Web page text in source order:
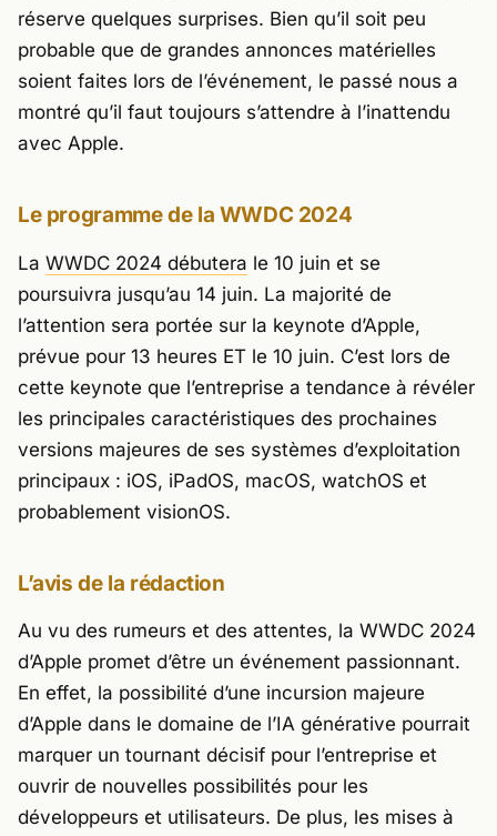
réserve quelques surprises. Bien qu’il soit peu
probable que de grandes annonces matérielles
soient faites lors de l’événement, le passé nous a
montré qu’il faut toujours s’attendre à l’inattendu
avec Apple.
Le programme de la WWDC 2024
La WWDC 2024 débutera le 10 juin et se
poursuivra jusqu’au 14 juin. La majorité de
l’attention sera portée sur la keynote d’Apple,
prévue pour 13 heures ET le 10 juin. C’est lors de
cette keynote que l’entreprise a tendance à révéler
les principales caractéristiques des prochaines
versions majeures de ses systèmes d’exploitation
principaux : iOS, iPadOS, macOS, watchOS et
probablement visionOS.
L’avis de la rédaction
Au vu des rumeurs et des attentes, la WWDC 2024
d’Apple promet d’être un événement passionnant.
En effet, la possibilité d’une incursion majeure
d’Apple dans le domaine de l’IA générative pourrait
marquer un tournant décisif pour l’entreprise et
ouvrir de nouvelles possibilités pour les
développeurs et utilisateurs. De plus, les mises à